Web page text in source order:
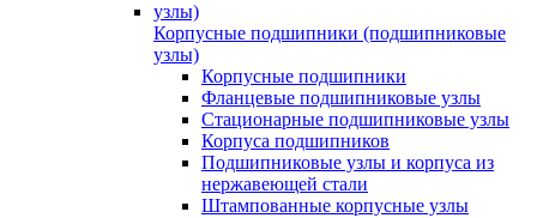
Корпусные подшипники (подшипниковые
узлы)
Корпусные подшипники
Фланцевые подшипниковые узлы
Стационарные подшипниковые узлы
Корпуса подшипников
Подшипниковые узлы и корпуса из
нержавеющей стали
Штампованные корпусные узлы